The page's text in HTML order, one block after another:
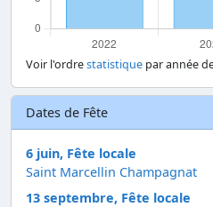
Voir l'ordrestatistique par année
Dates de Fête
6 juin, Fête locale
Saint Marcellin Champagnat
13 septembre, Fête locale